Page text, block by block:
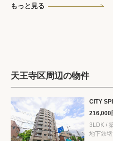
もっと見る
天王寺区周辺の物件
CITY
216,000
3LDK /
地下鉄